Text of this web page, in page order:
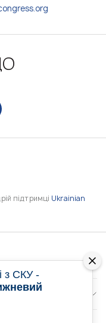
підтримці Ukrainian
з СКУ -